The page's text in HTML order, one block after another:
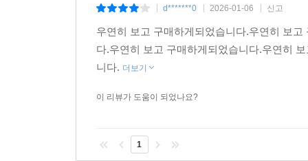
d*******0 2026-01-06 신고
우연히 보고 구매하게되었습니다.우연히 보
다.우연히 보고 구매하게되었습니다.우연히
니다. 더보기
이 리뷰가 도움이 되었나요?
1